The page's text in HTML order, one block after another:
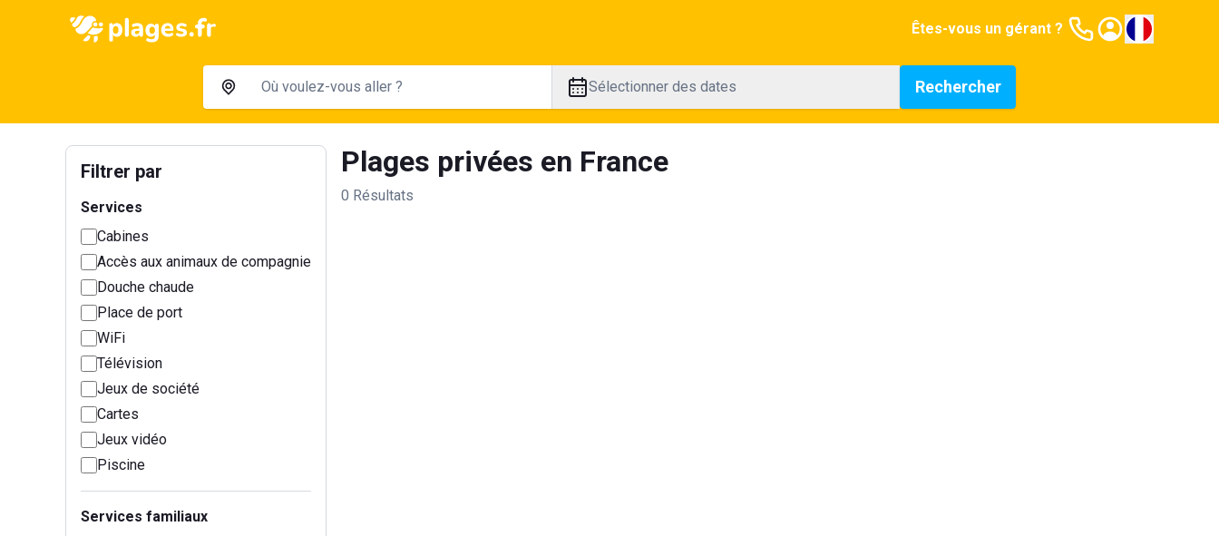
Êtes-vous un gérant ?
Sélectionner des dates Rechercher
Filtrer par
Services
Cabines
Accès aux animaux de compagnie
Douche chaude
Place de port
WiFi
Télévision
Jeux de société
Cartes
Jeux vidéo
Piscine
Services familiaux
Plages privées en France
0 Résultats